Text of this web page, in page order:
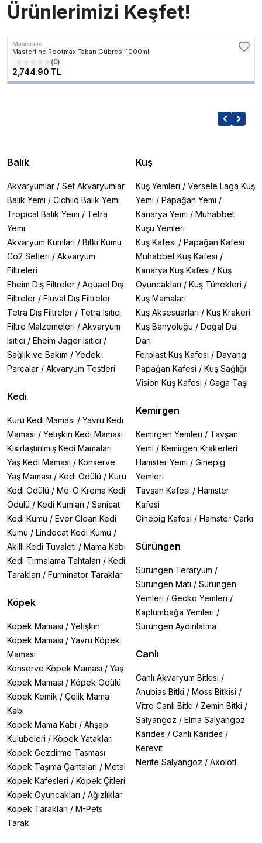
Ürünlerimizi Keşfet!
Masterline
Masterline Rootmax Taban Gübresi 1000ml
(0)
2,744.90 TL
Balık
Akvaryumlar / Set Akvaryumlar
Balık Yemi / Cichlid Balık Yemi
Tropical Balık Yemi / Tetra
Yemi
Akvaryum Kumları / Bitki Kumu
Co2 Setleri / Akvaryum
Filtreleri
Eheim Dış Filtreler / Aquael Dış
Filtreler / Fluval Dış Filtreler
Tetra Dış Filtreler / Tetra Isıtıcı
Filtre Malzemeleri / Akvaryum
Isıtıcı / Eheim Jager Isıtıcı /
Sağlık ve Bakım / Yedek
Parçalar / Akvaryum Testleri
Kedi
Kuru Kedi Maması / Yavru Kedi
Maması / Yetişkin Kedi Maması
Kısırlaştırılmış Kedi Mamaları
Yaş Kedi Maması / Konserve
Yaş Maması / Kedi Ödülü / Kuru
Kedi Ödülü / Me-O Krema Kedi
Ödülü / Kedi Kumları / Sanicat
Kedi Kumu / Ever Clean Kedi
Kumu / Lindocat Kedi Kumu /
Akıllı Kedi Tuvaleti / Mama Kabı
Kedi Tırmalama Tahtaları / Kedi
Tarakları / Furminator Taraklar
Köpek
Köpek Maması / Yetişkin
Köpek Maması / Yavru Köpek
Maması
Konserve Köpek Maması / Yaş
Köpek Maması / Köpek Ödülü
Köpek Kemik / Çelik Mama
Kabı
Köpek Mama Kabı / Ahşap
Kulübeleri / Köpek Yatakları
Köpek Gezdirme Tasması
Köpek Taşıma Çantaları / Metal
Köpek Kafesleri / Köpek Çitleri
Köpek Oyuncakları / Ağızlıklar
Köpek Tarakları / M-Pets
Tarak
Kuş
Kuş Yemleri / Versele Laga Kuş
Yemi / Papağan Yemi /
Kanarya Yemi / Muhabbet
Kuşu Yemleri
Kuş Kafesi / Papağan Kafesi
Muhabbet Kuş Kafesi /
Kanarya Kuş Kafesi / Kuş
Oyuncakları / Kuş Tünekleri /
Kuş Mamaları
Kuş Aksesuarları / Kuş Krakeri
Kuş Banyoluğu / Doğal Dal
Darı
Ferplast Kuş Kafesi / Dayang
Papağan Kafesi / Kuş Sağlığı
Vision Kuş Kafesi / Gaga Taşı
Kemirgen
Kemirgen Yemleri / Tavşan
Yemi / Kemirgen Krakerleri
Hamster Yemi / Ginepig
Yemleri
Tavşan Kafesi / Hamster
Kafesi
Ginepig Kafesi / Hamster Çarkı
Sürüngen
Sürüngen Teraryum /
Sürüngen Matı / Sürüngen
Yemleri / Gecko Yemleri /
Kaplumbağa Yemleri /
Sürüngen Aydınlatma
Canlı
Canlı Akvaryum Bitkisi /
Anubias Bitki / Moss Bitkisi /
Vitro Canlı Bitki / Zemin Bitki /
Salyangoz / Elma Salyangoz
Karides / Canlı Karides /
Kerevit
Nerite Salyangoz / Axolotl